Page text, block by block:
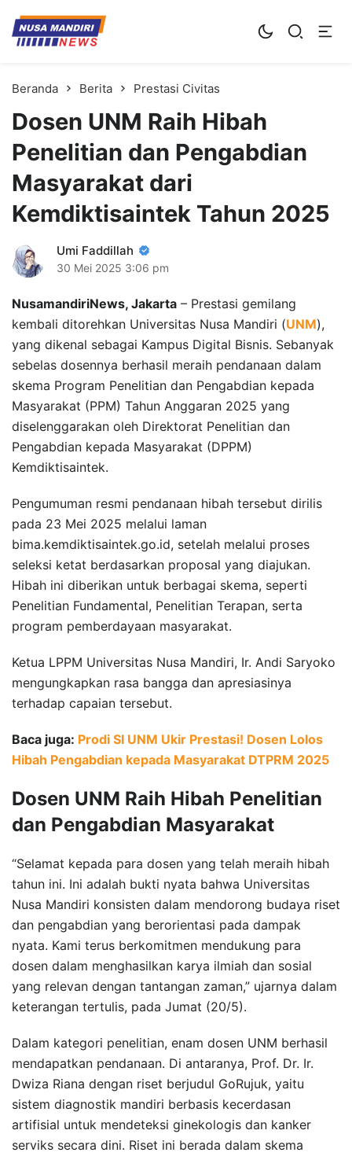
Kampus Digital Bisnis
Universitas Nusa Mandiri
Beranda Berita Prestasi Civitas
Dosen UNM Raih Hibah
Penelitian dan Pengabdian
Masyarakat dari
Kemdiktisaintek Tahun 2025
Umi Faddillah
30 Mei 2025 3:06 pm
NusamandiriNews, Jakarta – Prestasi gemilang
kembali ditorehkan Universitas Nusa Mandiri (UNM),
yang dikenal sebagai Kampus Digital Bisnis. Sebanyak
sebelas dosennya berhasil meraih pendanaan dalam
skema Program Penelitian dan Pengabdian kepada
Masyarakat (PPM) Tahun Anggaran 2025 yang
diselenggarakan oleh Direktorat Penelitian dan
Pengabdian kepada Masyarakat (DPPM)
Kemdiktisaintek.
Pengumuman resmi pendanaan hibah tersebut dirilis
pada 23 Mei 2025 melalui laman
bima.kemdiktisaintek.go.id, setelah melalui proses
seleksi ketat berdasarkan proposal yang diajukan.
Hibah ini diberikan untuk berbagai skema, seperti
Penelitian Fundamental, Penelitian Terapan, serta
program pemberdayaan masyarakat.
Ketua LPPM Universitas Nusa Mandiri, Ir. Andi Saryoko
mengungkapkan rasa bangga dan apresiasinya
terhadap capaian tersebut.
Baca juga: Prodi SI UNM Ukir Prestasi! Dosen Lolos
Hibah Pengabdian kepada Masyarakat DTPRM 2025
Dosen UNM Raih Hibah Penelitian
dan Pengabdian Masyarakat
“Selamat kepada para dosen yang telah meraih hibah
tahun ini. Ini adalah bukti nyata bahwa Universitas
Nusa Mandiri konsisten dalam mendorong budaya riset
dan pengabdian yang berorientasi pada dampak
nyata. Kami terus berkomitmen mendukung para
dosen dalam menghasilkan karya ilmiah dan sosial
yang relevan dengan tantangan zaman,” ujarnya dalam
keterangan tertulis, pada Jumat (20/5).
Dalam kategori penelitian, enam dosen UNM berhasil
mendapatkan pendanaan. Di antaranya, Prof. Dr. Ir.
Dwiza Riana dengan riset berjudul GoRujuk, yaitu
sistem diagnostik mandiri berbasis kecerdasan
artifisial untuk mendeteksi ginekologis dan kanker
serviks secara dini. Riset ini berada dalam skema